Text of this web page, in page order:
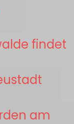
findet
am